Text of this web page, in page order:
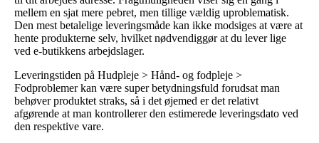
mellem en sjat mere pebret, men tillige vældig uproblematisk.
Den mest betalelige leveringsmåde kan ikke modsiges at være at
hente produkterne selv, hvilket nødvendiggør at du lever lige
ved e-butikkens arbejdslager.
Leveringstiden på Hudpleje > Hånd- og fodpleje >
Fodproblemer kan være super betydningsfuld forudsat man
behøver produktet straks, så i det øjemed er det relativt
afgørende at man kontrollerer den estimerede leveringsdato ved
den respektive vare.